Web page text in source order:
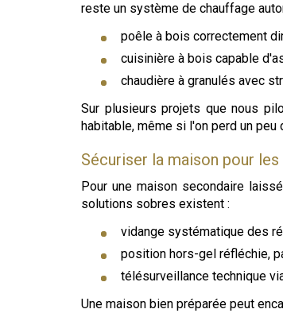
reste un système de chauffage
poêle à bois correctement
cuisinière à bois capable
chaudière à granulés avec
Sur plusieurs projets que nous
habitable, même si l'on perd un peu
Sécuriser la maison pour
Pour une maison secondaire
solutions sobres existent :
vidange systématique des
position hors-gel réfléchie,
télésurveillance technique
Une maison bien préparée peut